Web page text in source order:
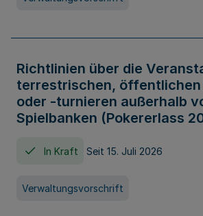
Richtlinien über die
terrestrischen, öffentlichen
oder -turnieren außerhalb
Spielbanken (Pokererlass
In Kraft Seit 15. Juli 2026
Verwaltungsvorschrift